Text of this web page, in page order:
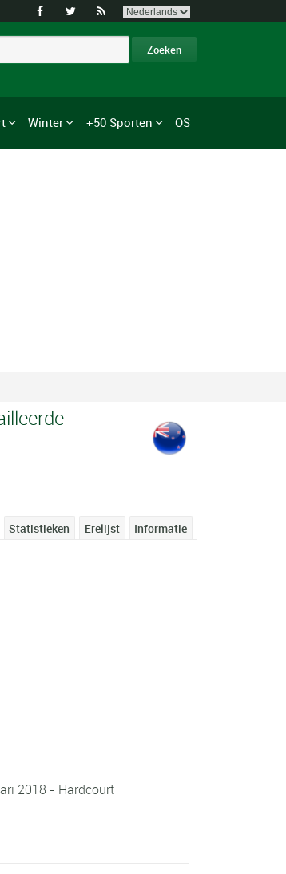
  
Winter +50 Sporten OS
Informatie
Erelijst
Statistieken
2018 - Hardcourt